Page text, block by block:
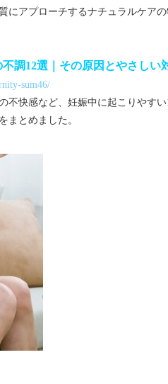
にアプローチするナチュラルケア
調12選｜その原因とやさしい
sum46/
不快感など、妊娠中に起こりやすい
まとめました。